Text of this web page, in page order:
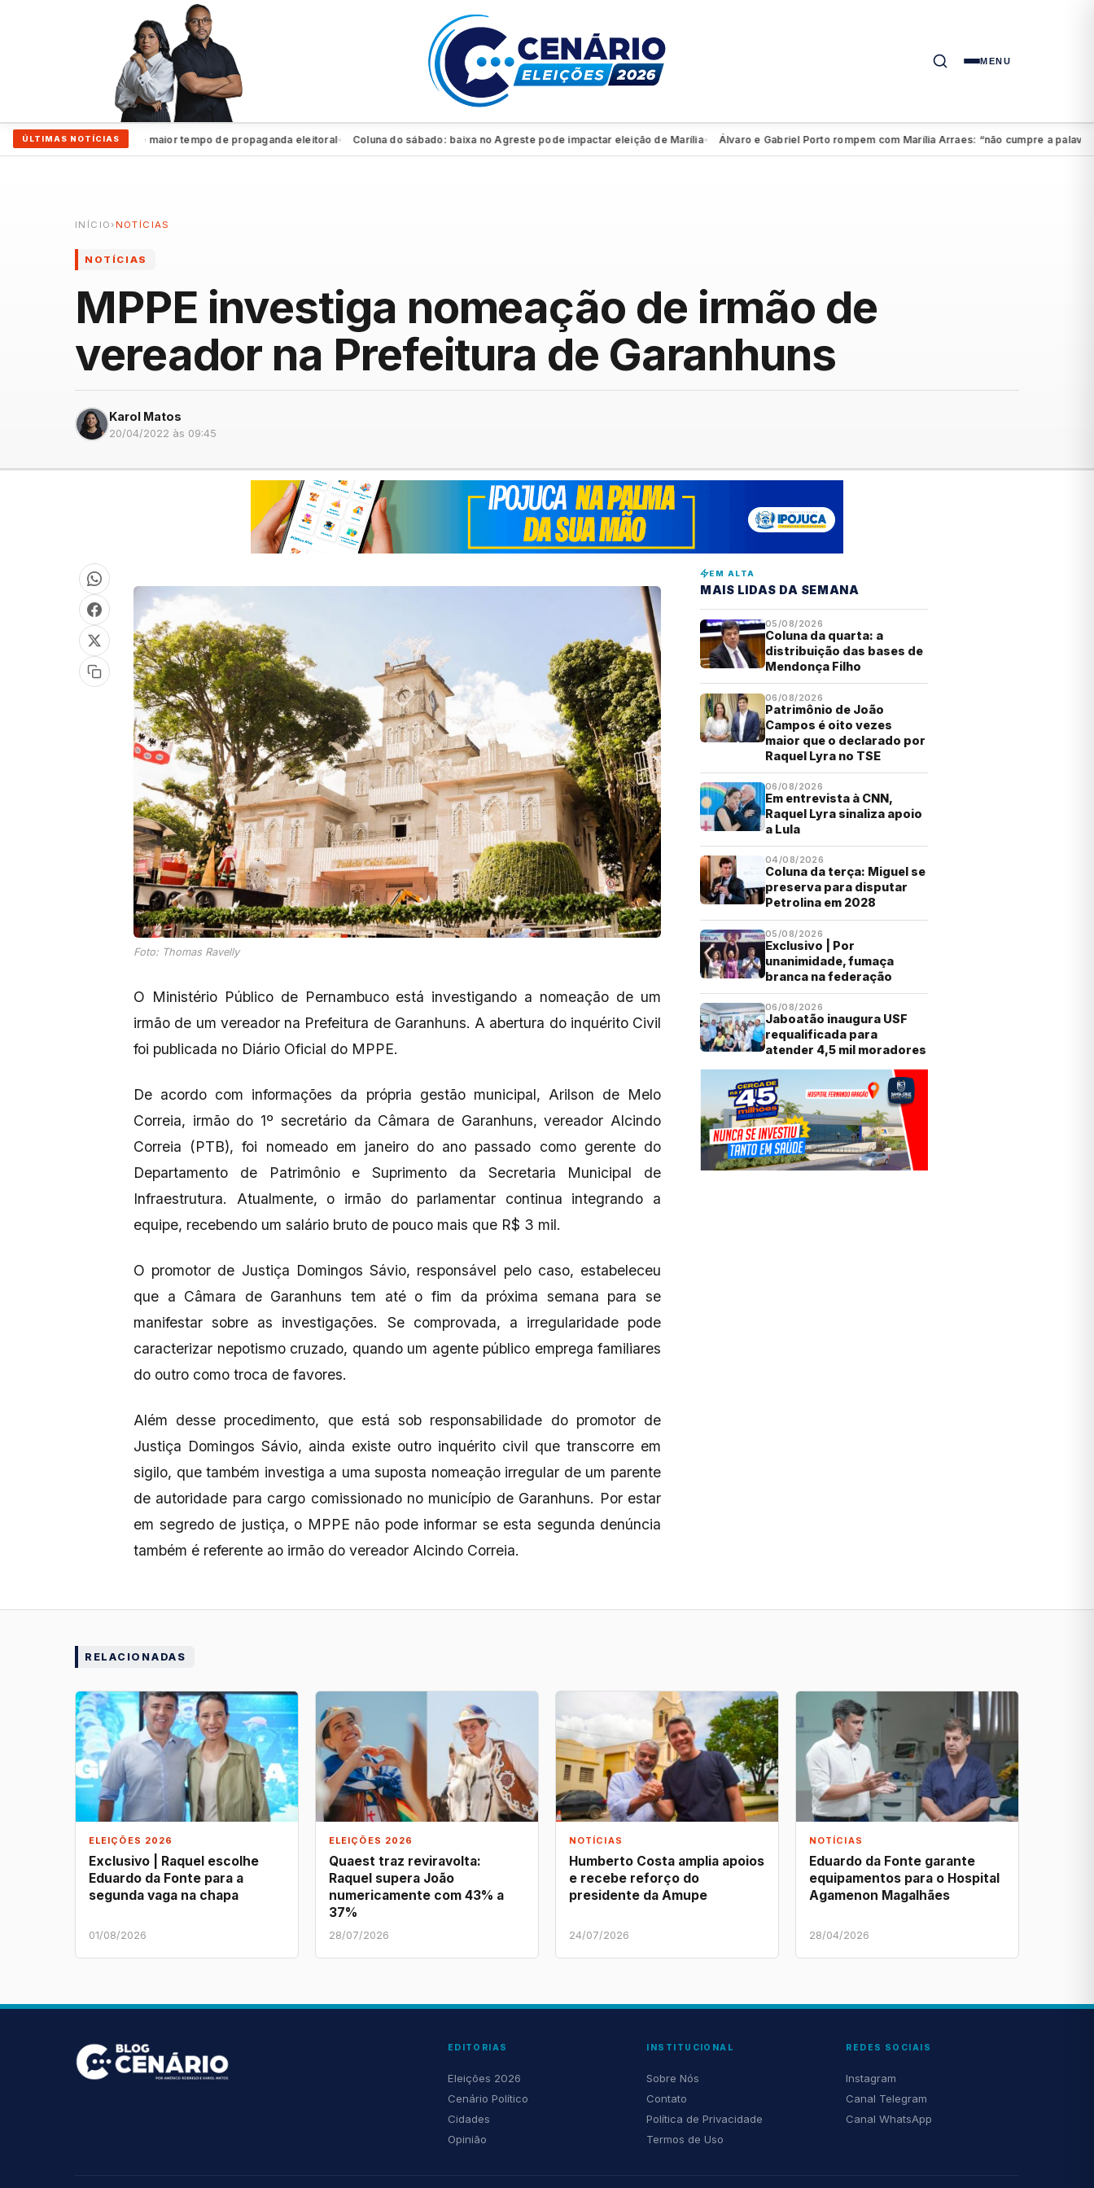
MENU
ÚLTIMAS NOTÍCIAS
João Campos garante maior tempo de propaganda eleitoral● Coluna do sábado: baixa no Agreste pode impactar eleição de Marília● Álvaro e Gabriel Porto rompem com Marília Arraes: “não cumpre a palavra”●
INÍCIO ›NOTÍCIAS
NOTÍCIAS
MPPE investiga nomeação de irmão de
vereador na Prefeitura de Garanhuns
Karol Matos
20/04/2022 às 09:45
Foto: Thomas Ravelly
O Ministério Público de Pernambuco está investigando a nomeação de um
irmão de um vereador na Prefeitura de Garanhuns. A abertura do inquérito Civil
foi publicada no Diário Oficial do MPPE.
De acordo com informações da própria gestão municipal, Arilson de Melo
Correia, irmão do 1º secretário da Câmara de Garanhuns, vereador Alcindo
Correia (PTB), foi nomeado em janeiro do ano passado como gerente do
Departamento de Patrimônio e Suprimento da Secretaria Municipal de
Infraestrutura. Atualmente, o irmão do parlamentar continua integrando a
equipe, recebendo um salário bruto de pouco mais que R$ 3 mil.
O promotor de Justiça Domingos Sávio, responsável pelo caso, estabeleceu
que a Câmara de Garanhuns tem até o fim da próxima semana para se
manifestar sobre as investigações. Se comprovada, a irregularidade pode
caracterizar nepotismo cruzado, quando um agente público emprega familiares
do outro como troca de favores.
Além desse procedimento, que está sob responsabilidade do promotor de
Justiça Domingos Sávio, ainda existe outro inquérito civil que transcorre em
sigilo, que também investiga a uma suposta nomeação irregular de um parente
de autoridade para cargo comissionado no município de Garanhuns. Por estar
em segredo de justiça, o MPPE não pode informar se esta segunda denúncia
também é referente ao irmão do vereador Alcindo Correia.
EM ALTA
MAIS LIDAS DA SEMANA
05/08/2026
Coluna da quarta: a
distribuição das bases de
Mendonça Filho
06/08/2026
Patrimônio de João
Campos é oito vezes
maior que o declarado por
Raquel Lyra no TSE
06/08/2026
Em entrevista à CNN,
Raquel Lyra sinaliza apoio
a Lula
04/08/2026
Coluna da terça: Miguel se
preserva para disputar
Petrolina em 2028
05/08/2026
Exclusivo | Por
unanimidade, fumaça
branca na federação
06/08/2026
Jaboatão inaugura USF
requalificada para
atender 4,5 mil moradores
RELACIONADAS
ELEIÇÕES 2026
Exclusivo | Raquel escolhe
Eduardo da Fonte para a
segunda vaga na chapa
01/08/2026
ELEIÇÕES 2026
Quaest traz reviravolta:
Raquel supera João
numericamente com 43% a
37%
28/07/2026
NOTÍCIAS
Humberto Costa amplia apoios
e recebe reforço do
presidente da Amupe
24/07/2026
NOTÍCIAS
Eduardo da Fonte garante
equipamentos para o Hospital
Agamenon Magalhães
28/04/2026
EDITORIAS
Eleições 2026
Cenário Político
Cidades
Opinião
INSTITUCIONAL
Sobre Nós
Contato
Política de Privacidade
Termos de Uso
REDES SOCIAIS
Instagram
Canal Telegram
Canal WhatsApp